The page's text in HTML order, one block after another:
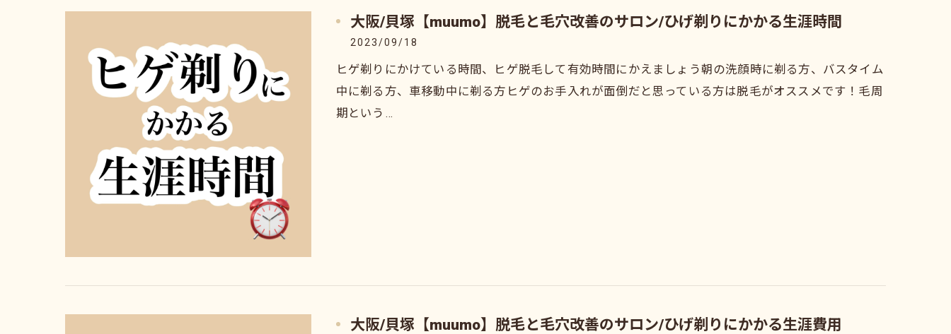
大阪/貝塚【muumo】脱毛と毛穴改善のサロン/ひげ剃りにかかる生涯時間
2023/09/18
ヒゲ剃りにかけている時間、ヒゲ脱毛して有効時間にかえましょう朝の洗顔時に剃る方、バスタイム
中に剃る方、車移動中に剃る方ヒゲのお手入れが面倒だと思っている方は脱毛がオススメです！毛周
期という…
大阪/貝塚【muumo】脱毛と毛穴改善のサロン/ひげ剃りにかかる生涯費用